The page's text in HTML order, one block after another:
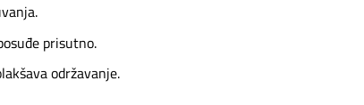
prisutno.
održavanje.